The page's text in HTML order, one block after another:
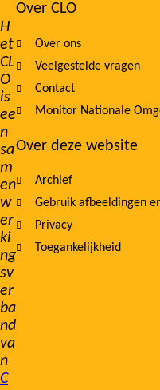
H
et
CL
O
is
ee
n
sa
m
en
w
er
ki
ng
sv
er
ba
nd
va
n
C
Footer
navigation
Over CLO
Over ons
Veelgestelde vragen
Contact
Monitor Nationale
Over deze website
Archief
Gebruik afbeeldingen
Privacy
Toegankelijkheid